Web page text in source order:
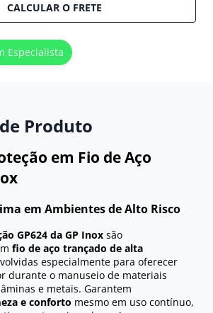
CALCULAR O FRETE
Especialista
Produto
em Fio de Aço
em Ambientes de Alto Risco
GP624 da GP Inox são
fio de aço trançado de alta
especialmente para oferecer
durante o manuseio de materiais
e metais. Garantem
e conforto mesmo em uso contínuo,